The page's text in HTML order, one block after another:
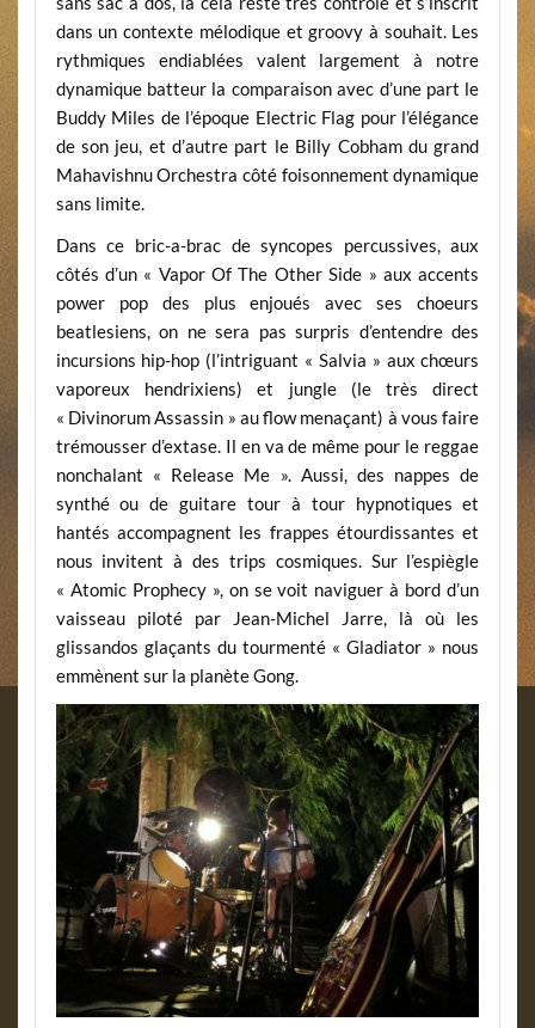
dans un contexte mélodique et groovy à souhait. Les
rythmiques endiablées valent largement à notre
dynamique batteur la comparaison avec d’une part le
Buddy Miles de l’époque Electric Flag pour l’élégance
de son jeu, et d’autre part le Billy Cobham du grand
Mahavishnu Orchestra côté foisonnement dynamique
sans limite.
Dans ce bric-a-brac de syncopes percussives, aux
côtés d’un « Vapor Of The Other Side » aux accents
power pop des plus enjoués avec ses choeurs
beatlesiens, on ne sera pas surpris d’entendre des
incursions hip-hop (l’intriguant « Salvia » aux chœurs
vaporeux hendrixiens) et jungle (le très direct
« Divinorum Assassin » au flow menaçant) à vous faire
trémousser d’extase. Il en va de même pour le reggae
nonchalant « Release Me ». Aussi, des nappes de
synthé ou de guitare tour à tour hypnotiques et
hantés accompagnent les frappes étourdissantes et
nous invitent à des trips cosmiques. Sur l’espiègle
« Atomic Prophecy », on se voit naviguer à bord d’un
vaisseau piloté par Jean-Michel Jarre, là où les
glissandos glaçants du tourmenté « Gladiator » nous
emmènent sur la planète Gong.